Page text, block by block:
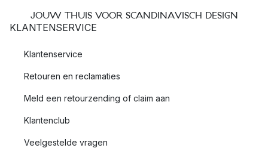
JOUW THUIS VOOR SCANDINAVISCH DESIGN
KLANTENSERVICE
Klantenservice
Retouren en reclamaties
Meld een retourzending of claim aan
Klantenclub
Veelgestelde vragen